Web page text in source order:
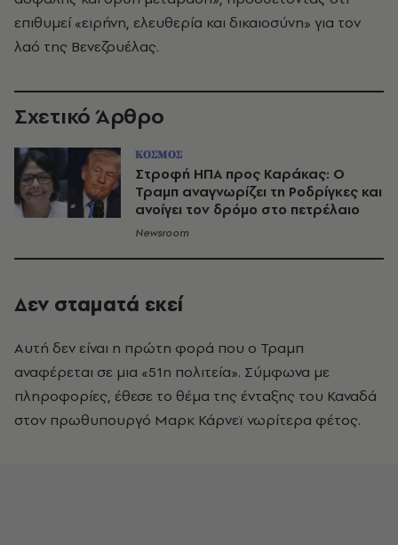
επιθυμεί «ειρήνη, ελευθερία και δικαιοσύνη» για τον
λαό της Βενεζουέλας.
Σχετικό Άρθρο
ΚΟΣΜΟΣ
Στροφή ΗΠΑ προς Καράκας: Ο
Τραμπ αναγνωρίζει τη Ροδρίγκες και
ανοίγει τον δρόμο στο πετρέλαιο
Newsroom
Δεν σταματά εκεί
Αυτή δεν είναι η πρώτη φορά που ο Τραμπ
αναφέρεται σε μια «51η πολιτεία». Σύμφωνα με
πληροφορίες, έθεσε το θέμα της ένταξης του Καναδά
στον πρωθυπουργό Μαρκ Κάρνεϊ νωρίτερα φέτος.